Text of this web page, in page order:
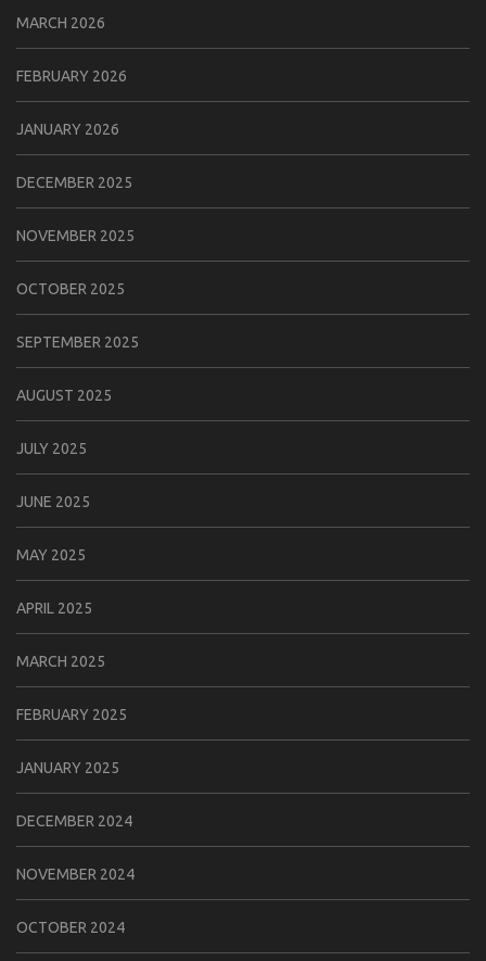
MARCH 2026
FEBRUARY 2026
JANUARY 2026
DECEMBER 2025
NOVEMBER 2025
OCTOBER 2025
SEPTEMBER 2025
AUGUST 2025
JULY 2025
JUNE 2025
MAY 2025
APRIL 2025
MARCH 2025
FEBRUARY 2025
JANUARY 2025
DECEMBER 2024
NOVEMBER 2024
OCTOBER 2024